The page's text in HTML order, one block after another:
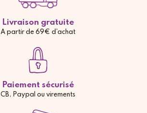
Livraison gratuite
A partir de 69€ d'achat
Paiement sécurisé
CB, Paypal ou virements